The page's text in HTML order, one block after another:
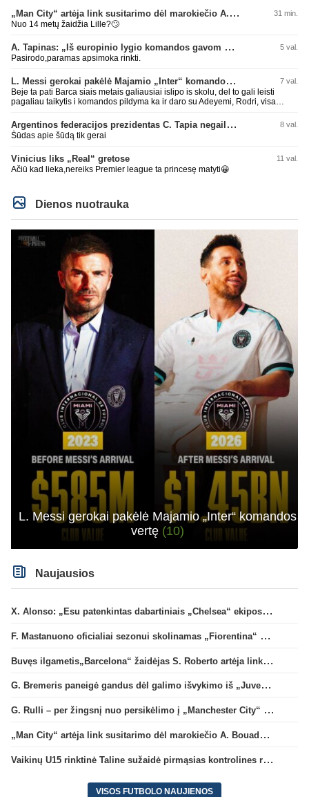
„Man City“ artėja link susitarimo dėl marokiečio A. Bouaddi persikėlimo 31 min.
Nuo 14 metų žaidžia Lille?🙄
A. Tapinas: „Iš europinio lygio komandos gavom gerų pamokų“ 5 val.
Pasirodo,paramas apsimoka rinkti.
L. Messi gerokai pakėlė Majamio „Inter“ komandos vertę 7 val.
Beje ta pati Barca siais metais galiausiai islipo is skolu, del to gali leisti
pagaliau taikytis i komandos pildyma ka ir daro su Adeyemi, Rodri, visa
Argentinos federacijos prezidentas C. Tapia negailėjo pagyrų G. Infantino 8 val.
Šūdas apie šūdą tik gerai
Vinicius liks „Real“ gretose 11 val.
Ačiū kad lieka,nereiks Premier league ta princesę matyti😀
Dienos nuotrauka
L. Messi gerokai pakėlė Majamio „Inter“ komandos
vertę (10)
Naujausios
X. Alonso: „Esu patenkintas dabartiniais „Chelsea“ ekipos vartininkais“
F. Mastanuono oficialiai sezonui skolinamas „Fiorentina“ ekipai
Buvęs ilgametis„Barcelona“ žaidėjas S. Roberto artėja link persikėlimo į MLS
G. Bremeris paneigė gandus dėl galimo išvykimo iš „Juventus“ klubo
G. Rulli – per žingsnį nuo persikėlimo į „Manchester City“ klubą
„Man City“ artėja link susitarimo dėl marokiečio A. Bouaddi persikėlimo
Vaikinų U15 rinktinė Taline sužaidė pirmąsias kontrolines rungtynes
VISOS FUTBOLO NAUJIENOS